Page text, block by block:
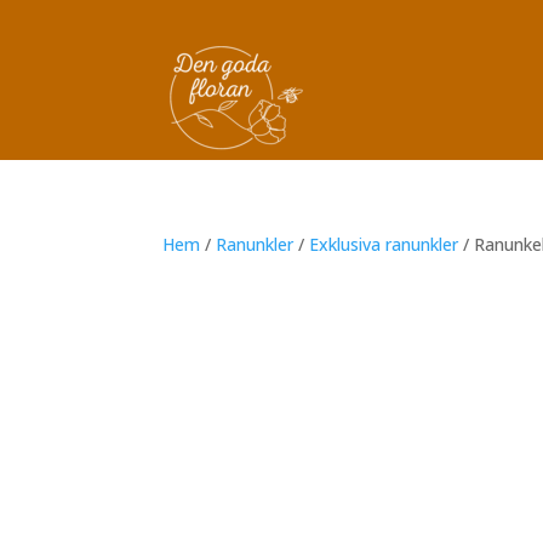
Hem / Ranunkler/ Exklusiva ranunkler/